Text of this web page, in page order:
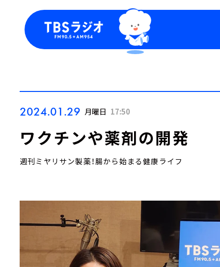
2024.01.29 月曜日 17:50
ワクチンや薬剤の開発
週刊ミヤリサン製薬！腸から始まる健康ライフ